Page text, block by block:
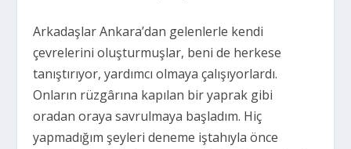
Arkadaşlar Ankara’dan gelenlerle kendi
çevrelerini oluşturmuşlar, beni de herkese
tanıştırıyor, yardımcı olmaya çalışıyorlardı.
Onların rüzgârına kapılan bir yaprak gibi
oradan oraya savrulmaya başladım. Hiç
yapmadığım şeyleri deneme iştahıyla önce